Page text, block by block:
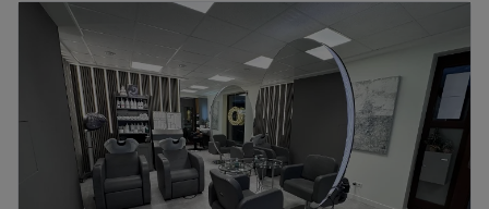
für etliche Wochen nach dem Besuch bei ihm. Mit den
anspruchsvollen und professionellen Haarverlängerungen
von Great Lengths bringt er neue Länge, Volumen und
Dichte in die Naturhaare. Diese etablierte Technik gilt als
besonders verlässlich und beständig. Unsichtbar
verschmelzen die Extensions mit dem Eigenhaar zu einer
wallenden und sexy Symbiose. Diesen Luxus gibt es bei
Dienstag
Mittwoch
09:00
Donnerstag
09:00–
Freitag
09:00 – 18:30
Samstag
09:00–18:30
Sonntag
Geschlossen
Hollyhair – Stil und Klasse aus internationalen